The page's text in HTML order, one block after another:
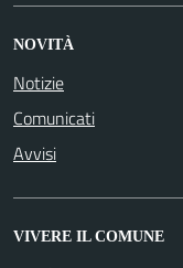
NOVITÀ
Notizie
Comunicati
Avvisi
VIVERE IL COMUNE